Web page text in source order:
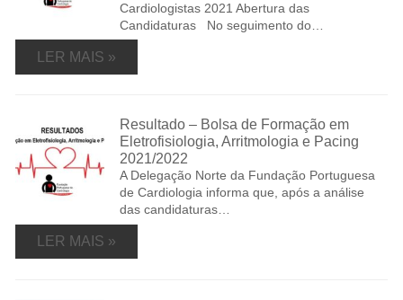
Cardiologistas 2021 Abertura das
Candidaturas No seguimento do…
LER MAIS »
Resultado – Bolsa de Formação em
Eletrofisiologia, Arritmologia e Pacing
2021/2022
A Delegação Norte da Fundação Portuguesa
de Cardiologia informa que, após a análise
das candidaturas…
LER MAIS »